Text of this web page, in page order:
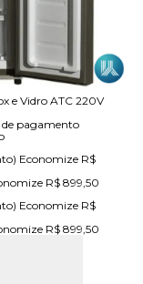
e Vidro ATC 220V
de pagamento
Economize R$
R$ 899,50
Economize R$
R$ 899,50